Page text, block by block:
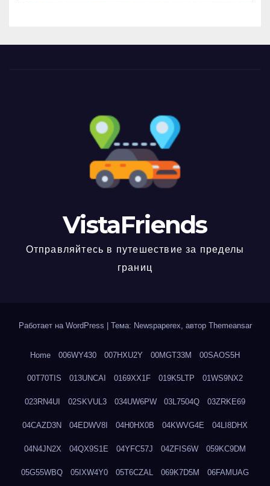
VistaFriends
Отправляйтесь в путешествие за пределы
границ
Работает на WordPress Тема: Newspaperex, автор Themeansar
Home 006WY430 007HXU2Y 00MGT33M 00SAOS5H
00T70TIS 013UNCAI 0169XX1F 019K5LTP 01WS9NX2
023RN4UI 02SKVUL3 034UW6PW 03L7504Q 03ZRKE69
04CAZD3N 04EDWV8I 04H0HX0B 04KWVG4E 04LI8DHX
04N4JN2X 04QX9S1E 04YFC57J 04ZFIS6W 059KC9DM
05G55WBQ 05IXW4Y0 05T6CZAL 069K7D5M 06FAMUAG